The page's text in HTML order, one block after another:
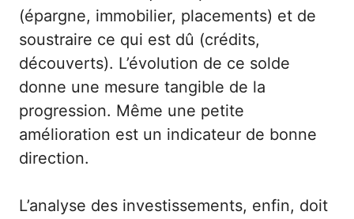
(épargne, immobilier, placements) et de
soustraire ce qui est dû (crédits,
découverts). L’évolution de ce solde
donne une mesure tangible de la
progression. Même une petite
amélioration est un indicateur de bonne
direction.
L’analyse des investissements, enfin, doit